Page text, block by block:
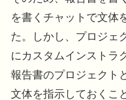
を書くチャットで文体
た。しかし、プロジェ
にカスタムインストラ
報告書のプロジェクト
文体を指示しておくこ